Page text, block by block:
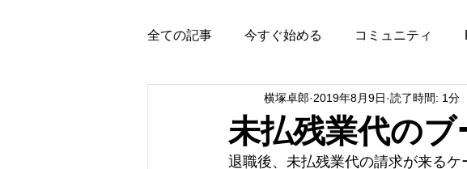
全ての記事 今すぐ始める コミュニティ
未払残業代のブ
横塚卓郎 2019年8月9日 読了時間: 1分
退職後、未払残業代の請求が来るケ